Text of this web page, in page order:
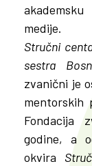
medije.
Stručni
sestra
zvanični je
mentorskih
Fondacija
godine, a
okvira